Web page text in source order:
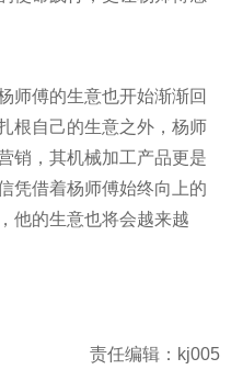
师傅的生意也开始渐渐回
根自己的生意之外，杨师
销，其机械加工产品更是
凭借着杨师傅始终向上的
他的生意也将会越来越
责任编辑：kj005